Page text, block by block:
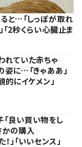
と…「しっぽが取れ
「2秒くらい心臓止ま
れていた赤ちゃ
姿に…「きゃああ」
的にイケメン」
良い買い物をし
かの購入
「いいセンス」